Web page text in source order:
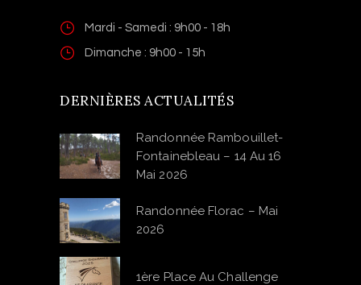
Mardi - Samedi : 9h00 - 18h
Dimanche : 9h00 - 15h
DERNIÈRES ACTUALITÉS
Randonnée Rambouillet-
Fontainebleau – 14 Au 16
Mai 2026
Randonnée Florac – Mai
2026
1ère Place Au Challenge